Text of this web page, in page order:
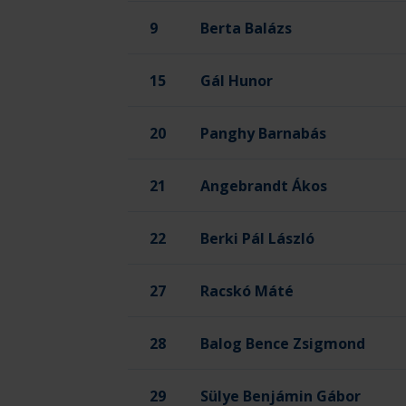
9 Berta Balázs
15 Gál Hunor
20 Panghy Barnabás
21 Angebrandt Ákos
22 Berki Pál László
27 Racskó Máté
28 Balog Bence Zsigmond
29 Sülye Benjámin Gábor